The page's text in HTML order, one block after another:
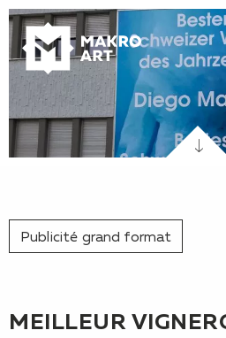
Publicité grand format
MEILLEUR